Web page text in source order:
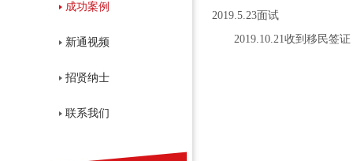
成功案例
新通视频
招贤纳士
联系我们
2019.5.23面试
2019.10.21收到移民签证